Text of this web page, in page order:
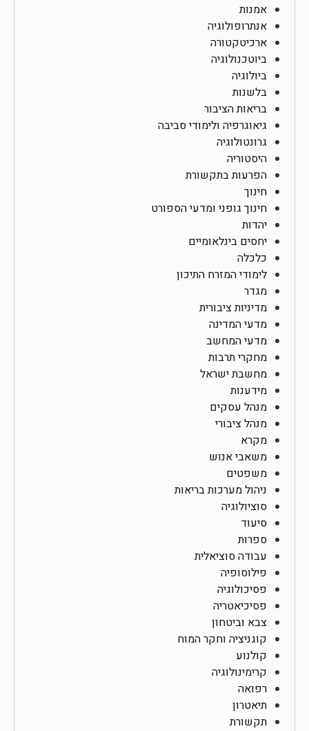
אמנות
אנתרופולוגיה
ארכיטקטורה
ביוטכנולוגיה
ביולוגיה
בלשנות
בריאות הציבור
גיאוגרפיה ולימודי סביבה
גרונטולוגיה
היסטוריה
הפרעות בתקשורת
חינוך
חינוך גופני ומדעי הספורט
יהדות
יחסים בינלאומיים
כלכלה
לימודי המזרח התיכון
מגדר
מדיניות ציבורית
מדעי המדינה
מדעי המחשב
מחקרי תרבות
מחשבת ישראל
מידענות
מנהל עסקים
מנהל ציבורי
מקרא
משאבי אנוש
משפטים
ניהול מערכות בריאות
סוציולוגיה
סיעוד
ספרות
עבודה סוציאלית
פילוסופיה
פסיכולוגיה
פסיכיאטריה
צבא וביטחון
קוגניציה וחקר המוח
קולנוע
קרימינולוגיה
רפואה
תיאטרון
תקשורת